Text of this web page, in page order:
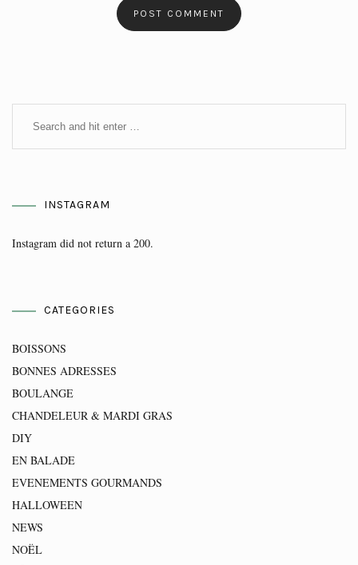
INSTAGRAM
Instagram did not return a 200.
CATEGORIES
BOISSONS
BONNES ADRESSES
BOULANGE
CHANDELEUR & MARDI GRAS
DIY
EN BALADE
EVENEMENTS GOURMANDS
HALLOWEEN
NEWS
NOËL